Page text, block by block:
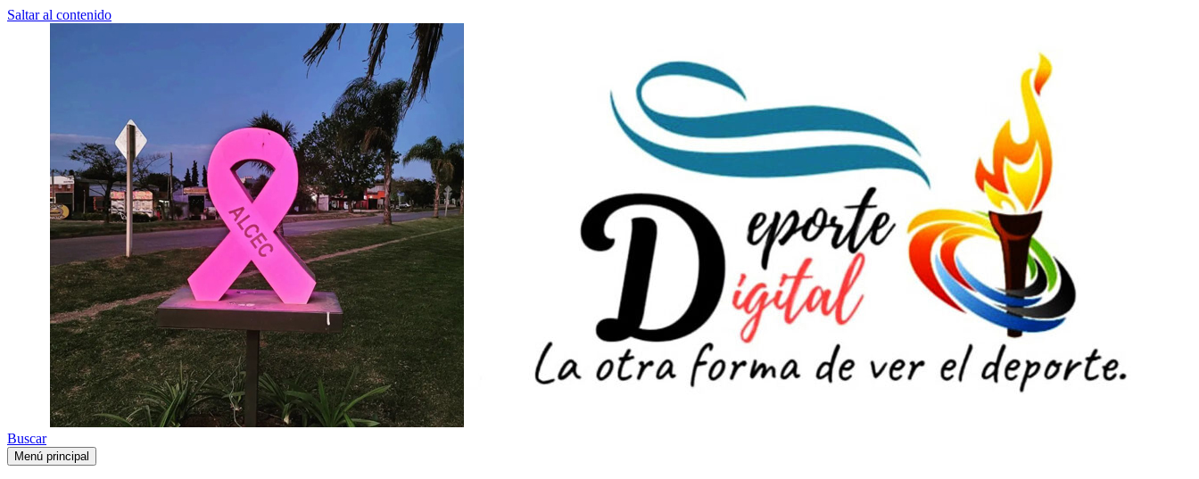
Saltar al contenido
Buscar
Menú principal